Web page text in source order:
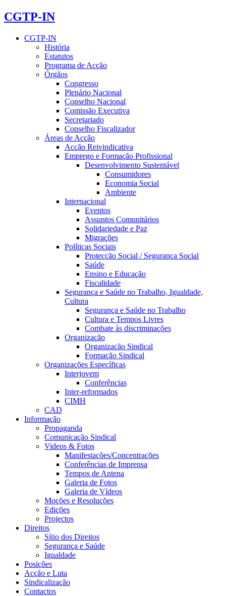
CGTP-IN
CGTP-IN
História
Estatutos
Programa de Acção
Órgãos
Congresso
Plenário Nacional
Conselho Nacional
Comissão Executiva
Secretariado
Conselho Fiscalizador
Áreas de Acção
Acção Reivindicativa
Emprego e Formação Profissional
Desenvolvimento Sustentável
Consumidores
Economia Social
Ambiente
Internacional
Eventos
Assuntos Comunitários
Solidariedade e Paz
Migrações
Políticas Sociais
Protecção Social / Segurança Social
Saúde
Ensino e Educação
Fiscalidade
Segurança e Saúde no Trabalho, Igualdade,
Cultura
Segurança e Saúde no Trabalho
Cultura e Tempos Livres
Combate às discriminações
Organização
Organização Sindical
Formação Sindical
Organizações Específicas
Interjovem
Conferências
Inter-reformados
CIMH
CAD
Informação
Propaganda
Comunicação Sindical
Videos & Fotos
Manifestações/Concentrações
Conferências de Imprensa
Tempos de Antena
Galeria de Fotos
Galeria de Vídeos
Moções e Resoluções
Edições
Projectos
Direitos
Sítio dos Direitos
Segurança e Saúde
Igualdade
Posições
Acção e Luta
Sindicalização
Contactos